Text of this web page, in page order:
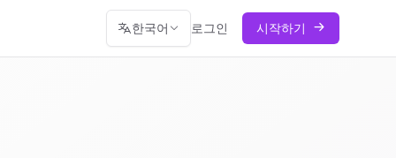
한국어 로그인 시작하기